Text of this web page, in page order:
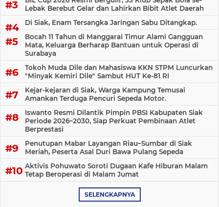
Lebak Berebut Gelar dan Lahirkan Bibit Atlet Daerah
Di Siak, Enam Tersangka Jaringan Sabu Ditangkap.
Bocah 11 Tahun di Manggarai Timur Alami Gangguan
Mata, Keluarga Berharap Bantuan untuk Operasi di
Surabaya
Tokoh Muda Dile dan Mahasiswa KKN STPM Luncurkan
"Minyak Kemiri Dile" Sambut HUT Ke-81 RI
Kejar-kejaran di Siak, Warga Kampung Temusai
Amankan Terduga Pencuri Sepeda Motor.
Iswanto Resmi Dilantik Pimpin PBSI Kabupaten Siak
Periode 2026–2030, Siap Perkuat Pembinaan Atlet
Berprestasi
Penutupan Mabar Layangan Riau–Sumbar di Siak
Meriah, Peserta Asal Duri Bawa Pulang Sepeda
Aktivis Pohuwato Soroti Dugaan Kafe Hiburan Malam
Tetap Beroperasi di Malam Jumat
SELENGKAPNYA